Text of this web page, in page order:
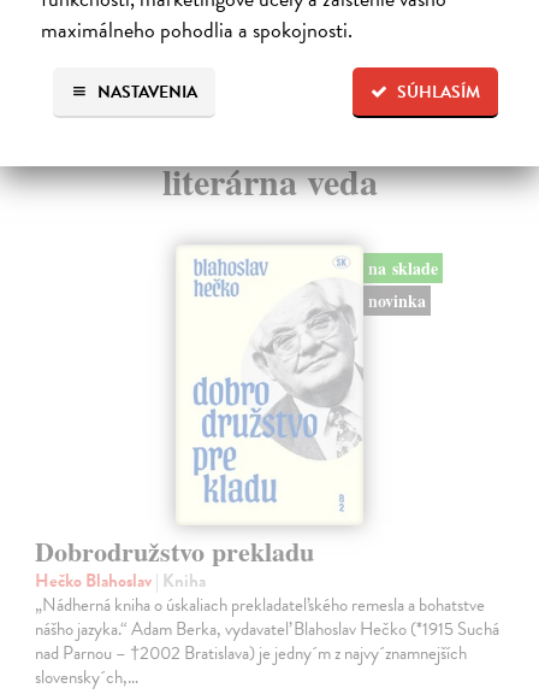
maximálneho pohodlia a spokojnosti.
SÚHLASÍM
NASTAVENIA
15,00 € ?
Ďalšie z kategórie literatúra,
literárna veda
na sklade
novinka
Dobrodružstvo prekladu
Hečko Blahoslav| Kniha
„Nádherná kniha o úskaliach prekladateľského remesla a bohatstve
nášho jazyka.“ Adam Berka, vydavateľ Blahoslav Hečko (*1915 Suchá
nad Parnou – †2002 Bratislava) je jedny´m z najvy´znamnejších
slovensky´ch,…